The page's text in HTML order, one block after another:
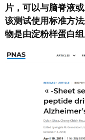
片，可以与脑脊液
该测试使用标准方
物是由淀粉样蛋白